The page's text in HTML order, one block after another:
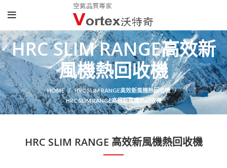
HRC SLIM RANGE高效新
風機熱回收機
HOME
HRC SLIM RANGE高效新風機熱回收機
HRC SLIM RANGE高效新風機熱回收機
HRC SLIM RANGE 高效新風機熱回收機